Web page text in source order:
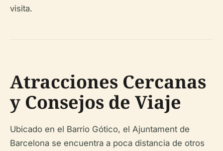
visita.
Atracciones Cercanas
y Consejos de Viaje
Ubicado en el Barrio Gótico, el Ajuntament de
Barcelona se encuentra a poca distancia de otros